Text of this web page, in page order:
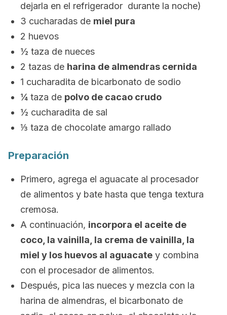
dejarla en el refrigerador durante la noche)
3 cucharadas de miel pura
2 huevos
½ taza de nueces
2 tazas de harina de almendras cernida
1 cucharadita de bicarbonato de sodio
¼ taza de polvo de cacao crudo
½ cucharadita de sal
⅓ taza de chocolate amargo rallado
Preparación
Primero, agrega el aguacate al procesador
de alimentos y bate hasta que tenga textura
cremosa.
A continuación, incorpora el aceite de
coco, la vainilla, la crema de vainilla, la
miel y los huevos al aguacate y combina
con el procesador de alimentos.
Después, pica las nueces y mezcla con la
harina de almendras, el bicarbonato de